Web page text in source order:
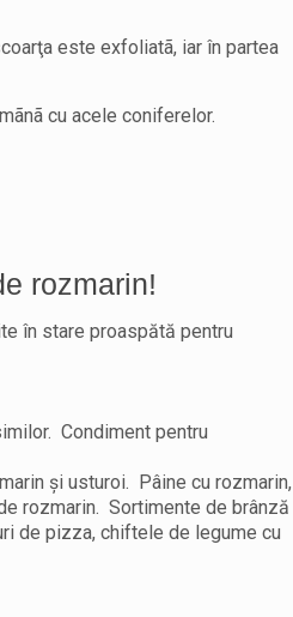
este exfoliatã, iar în partea
cu acele coniferelor.
rozmarin!
în stare proaspătă pentru
Condiment pentru
și usturoi. Pâine cu rozmarin,
rozmarin. Sortimente de brânză
de pizza, chiftele de legume cu